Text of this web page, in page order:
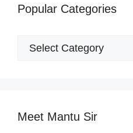
Popular Categories
Popular
Meet Mantu Sir